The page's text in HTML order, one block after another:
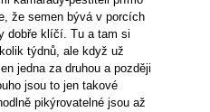
že semen bývá v porcích
dobře klíčí. Tu a tam si
týdnů, ale když už
jedna za druhou a později
jsou to jen takové
pikýrovatelné jsou až